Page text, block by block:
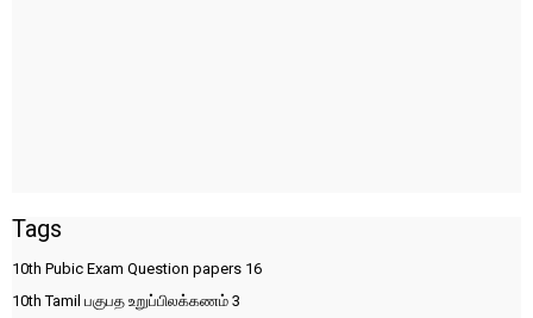
Tags
10th Pubic Exam Question papers 16
10th Tamil பகுபத உறுப்பிலக்கணம் 3